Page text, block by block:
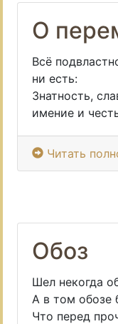
О
Всё
ни есть:
Знатность,
имение и
Читать
Обоз
Шел некогда
А в том обозе
Что перед